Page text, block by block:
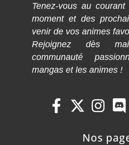
Tenez-vous au
moment et des
venir de vos animes
Rejoignez dès
communauté
mangas et les animes !
Nos